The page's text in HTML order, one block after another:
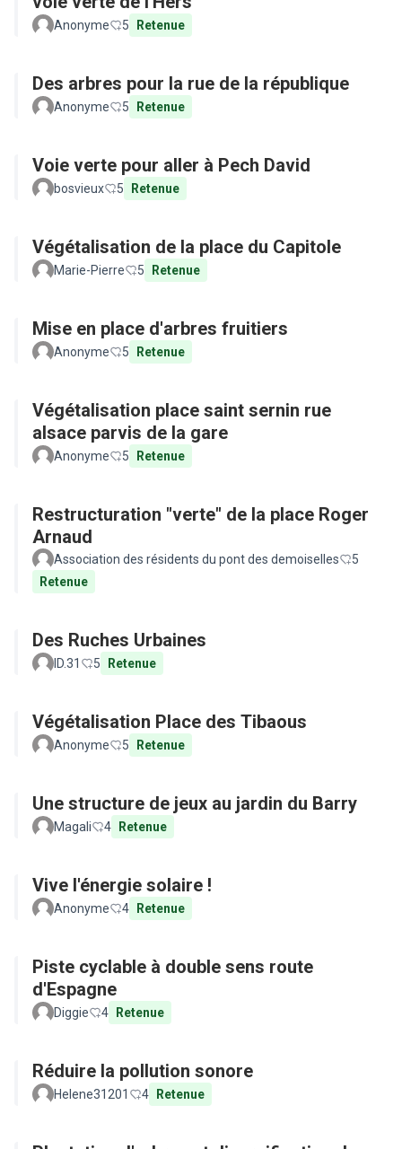
Anonyme 5 Retenue
Des arbres pour la rue de la république
Anonyme 5 Retenue
Voie verte pour aller à Pech David
bosvieux 5 Retenue
Végétalisation de la place du Capitole
Marie-Pierre 5 Retenue
Mise en place d'arbres fruitiers
Anonyme 5 Retenue
Végétalisation place saint sernin rue
alsace parvis de la gare
Anonyme 5 Retenue
Restructuration "verte" de la place Roger
Arnaud
Association des résidents du pont des demoiselles
5
Retenue
Des Ruches Urbaines
ID.31 5 Retenue
Végétalisation Place des Tibaous
Anonyme 5 Retenue
Une structure de jeux au jardin du Barry
Magali 4 Retenue
Vive l'énergie solaire !
Anonyme 4 Retenue
Piste cyclable à double sens route
d'Espagne
Diggie 4 Retenue
Réduire la pollution sonore
Helene31201 4 Retenue